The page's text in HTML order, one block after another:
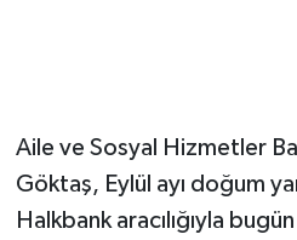
Aile ve Sosyal Hizmetler
Göktaş, Eylül ayı doğum
Halkbank aracılığıyla